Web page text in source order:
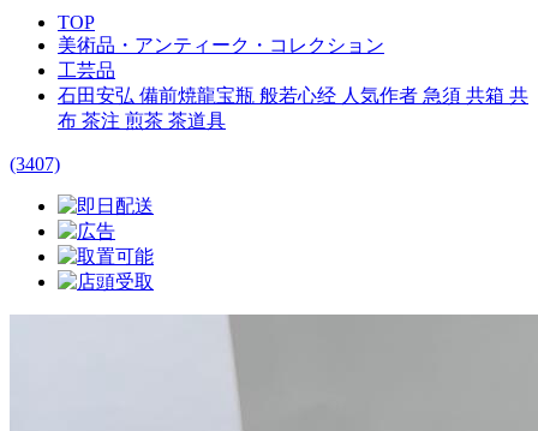
TOP
美術品・アンティーク・コレクション
工芸品
石田安弘 備前焼龍宝瓶 般若心经 人気作者 急須 共箱 共
布 茶注 煎茶 茶道具
(3407)